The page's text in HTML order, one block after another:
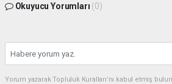
Okuyucu Yorumları (0)
Yorum yazarak Topluluk Kuralları’nı kabul etmiş